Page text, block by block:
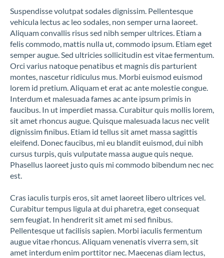
Suspendisse volutpat sodales dignissim. Pellentesque
vehicula lectus ac leo sodales, non semper urna laoreet.
Aliquam convallis risus sed nibh semper ultrices. Etiam a
felis commodo, mattis nulla ut, commodo ipsum. Etiam eget
semper augue. Sed ultricies sollicitudin est vitae fermentum.
Orci varius natoque penatibus et magnis dis parturient
montes, nascetur ridiculus mus. Morbi euismod euismod
lorem id pretium. Aliquam et erat ac ante molestie congue.
Interdum et malesuada fames ac ante ipsum primis in
faucibus. In ut imperdiet massa. Curabitur quis mollis lorem,
sit amet rhoncus augue. Quisque malesuada lacus nec velit
dignissim finibus. Etiam id tellus sit amet massa sagittis
eleifend. Donec faucibus, mi eu blandit euismod, dui nibh
cursus turpis, quis vulputate massa augue quis neque.
Phasellus laoreet justo quis mi commodo bibendum nec nec
est.
Cras iaculis turpis eros, sit amet laoreet libero ultrices vel.
Curabitur tempus ligula at dui pharetra, eget consequat
sem feugiat. In hendrerit sit amet mi sed finibus.
Pellentesque ut facilisis sapien. Morbi iaculis fermentum
augue vitae rhoncus. Aliquam venenatis viverra sem, sit
amet interdum enim porttitor nec. Maecenas diam lectus,